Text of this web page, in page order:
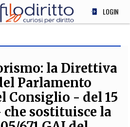
LOGIN
SOCIETÀ
MEDICINA
SCIENZA
E FILOSOFIA
INNOVAZIONE
la Direttiva
Parlamento
Consiglio - del 15
che sostituisce la